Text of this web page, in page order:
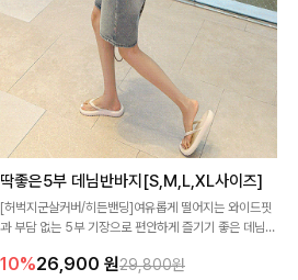
딱좋은5부 데님반바지[S,M,L,XL사이즈]
[허벅지군살커버/히든밴딩]여유롭게 떨어지는 와이드핏
과 부담 없는 5부 기장으로 편안하게 즐기기 좋은 데님
디한 무드로 연출
10%26,900 원29,800원